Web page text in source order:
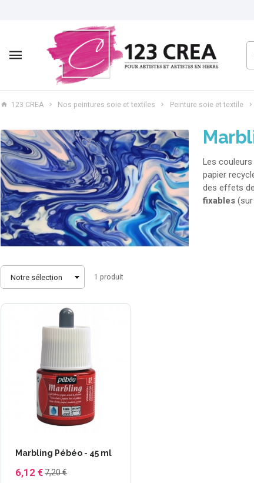
123 CREA Nos peintures soie et textiles Peinture soie et textile
Les
papier
des effets de
fixables
Trier
1 produit
+5 autres
Marbling Pébéo - 45 ml
6,12 €7,20 €